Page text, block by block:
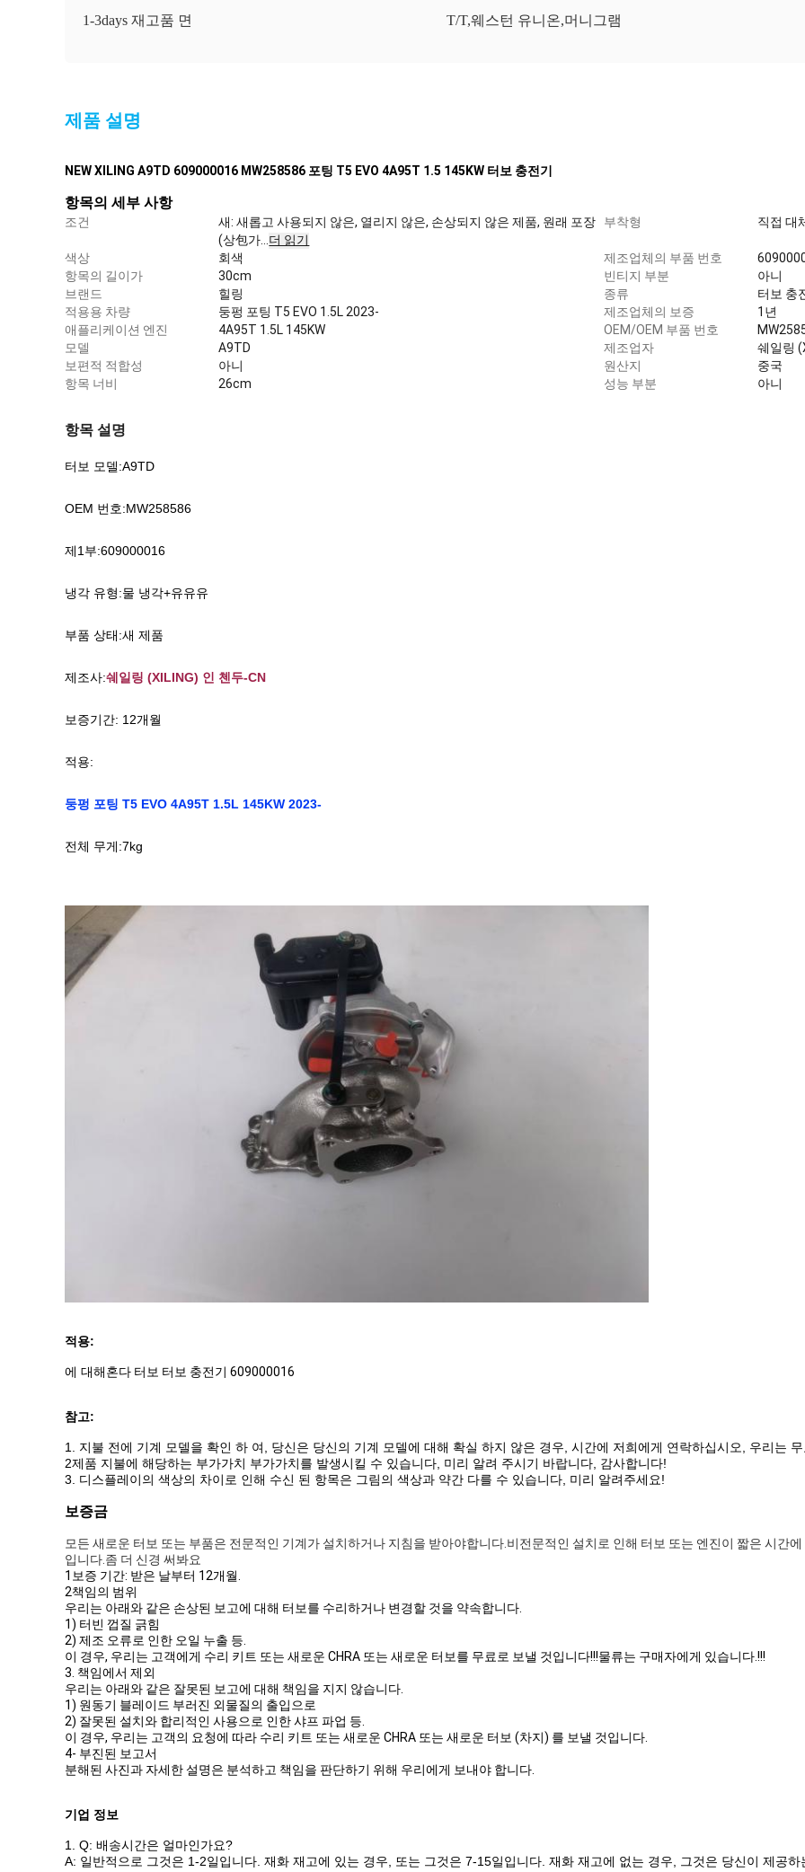
1-3days 재고품 면 T/T,웨스턴 유니온,머니그램
제품 설명
NEW XILING A9TD 609000016 MW258586 포팅 T5 EVO 4A95T 1.5 145KW 터보 충전기
항목의 세부 사항
조건
새: 새롭고 사용되지 않은, 열리지 않은, 손상되지 않은 제품, 원래 포장
(상包가... 더 읽기
대
해
부착형 직접 대
색상 회색 제조업체의 부품 번호
항목의 길이가
30cm 빈티지 부분
아니
브랜드
힐링 종류
터보 충
적용용 차량
둥펑 포팅 T5 EVO 1.5L 2023- 제조업체의 보증
1년
애플리케이션 엔진
4A95T 1.5L 145KW OEM/OEM 부품 번호
모델
A9TD 제조업자
쉐일링
보편적 적합성
아니 원산지
중국
항목 너비
26cm 성능 부분 아니
항목 설명
터보 모델:A9TD
OEM 번호:MW258586
제1부:609000016
냉각 유형:물 냉각+유유유
부품 상태:새 제품
제조사:쉐일링 (XILING) 인 첸두-CN
보증기간: 12개월
적용:
둥펑 포팅 T5 EVO 4A95T 1.5L 145KW 2023-
전체 무게:7kg
적용:
에 대해혼다 터보 터보 충전기 609000016
참고:
1. 지불 전에 기계 모델을 확인 하 여, 당신은 당신의 기계 모델에 대해 확실 하지 않은 경우, 시간에 저희에게 연락하십시오, 우리는
2제품 지불에 해당하는 부가가치 부가가치를 발생시킬 수 있습니다, 미리 알려 주시기 바랍니다, 감사합니다!
3. 디스플레이의 색상의 차이로 인해 수신 된 항목은 그림의 색상과 약간 다를 수 있습니다, 미리 알려주세요!
보증금
모든 새로운 터보 또는 부품은 전문적인 기계가 설치하거나 지침을 받아야합니다.비전문적인 설치로 인해 터보 또는 엔진이 짧은 시간
입니다.좀 더 신경 써봐요
1보증 기간: 받은 날부터 12개월.
2책임의 범위
우리는 아래와 같은 손상된 보고에 대해 터보를 수리하거나 변경할 것을 약속합니다.
1) 터빈 껍질 긁힘
2) 제조 오류로 인한 오일 누출 등.
이 경우, 우리는 고객에게 수리 키트 또는 새로운 CHRA 또는 새로운 터보를 무료로 보낼 것입니다!!!물류는 구매자에게 있습니다.!!!
3. 책임에서 제외
우리는 아래와 같은 잘못된 보고에 대해 책임을 지지 않습니다.
1) 원동기 블레이드 부러진 외물질의 출입으로
2) 잘못된 설치와 합리적인 사용으로 인한 샤프 파업 등.
이 경우, 우리는 고객의 요청에 따라 수리 키트 또는 새로운 CHRA 또는 새로운 터보 (차지) 를 보낼 것입니다.
4- 부진된 보고서
분해된 사진과 자세한 설명은 분석하고 책임을 판단하기 위해 우리에게 보내야 합니다.
기업 정보
1.
Q: 배송시간은 얼마인가요?
A: 일반적으로 그것은 1-2일입니다. 재화 재고에 있는 경우, 또는 그것은 7-15일입니다. 재화 재고에 없는 경우, 그것은 당신이 제공